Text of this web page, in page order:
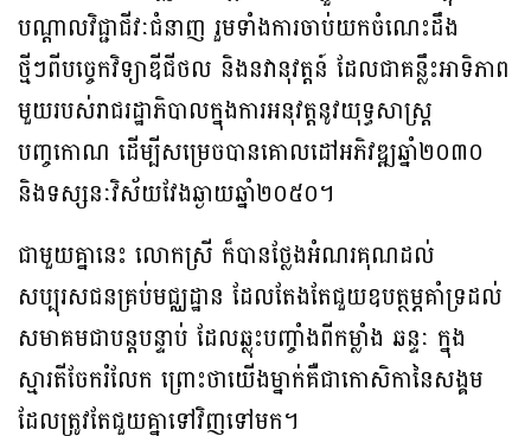
បណ្តាលវិជ្ជាជីវៈជំនាញ រួមទាំងការចាប់យកចំណេះដឹង
ថ្មីៗពីបច្ចេកវិទ្យាឌីជីថល និងនវានុវត្តន៍ ដែលជាគន្លឹះអាទិភាព
មួយរបស់រាជរដ្ឋាភិបាលក្នុងការអនុវត្តនូវយុទ្ធសាស្ត្រ
បញ្ចកោណ ដើម្បីសម្រេចបានគោលដៅអភិវឌ្ឍឆ្នាំ២០៣០
និងទស្សនៈវិស័យវែងឆ្ងាយឆ្នាំ២០៥០។
ជាមួយគ្នានេះ លោកស្រី ក៏បានថ្លែងអំណរគុណដល់
សប្បុរសជនគ្រប់មជ្ឈដ្ឋាន ដែលតែងតែជួយឧបត្ថម្ភគាំទ្រដល់
សមាគមជាបន្តបន្ទាប់ ដែលឆ្លុះបញ្ចាំងពីកម្លាំង ឆន្ទៈ ក្នុង
ស្មារតីចែករំលែក ព្រោះថាយើងម្នាក់គឺជាកោសិកានៃសង្គម
ដែលត្រូវតែជួយគ្នាទៅវិញទៅមក។